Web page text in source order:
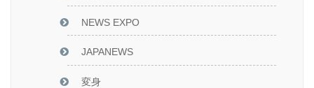
NEWS EXPO
JAPANEWS
変身